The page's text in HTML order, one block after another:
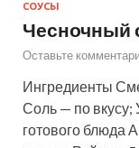
СОУСЫ
Чесночный
Оставьте
Ингредиенты
Соль — по вкусу;
готового блюда